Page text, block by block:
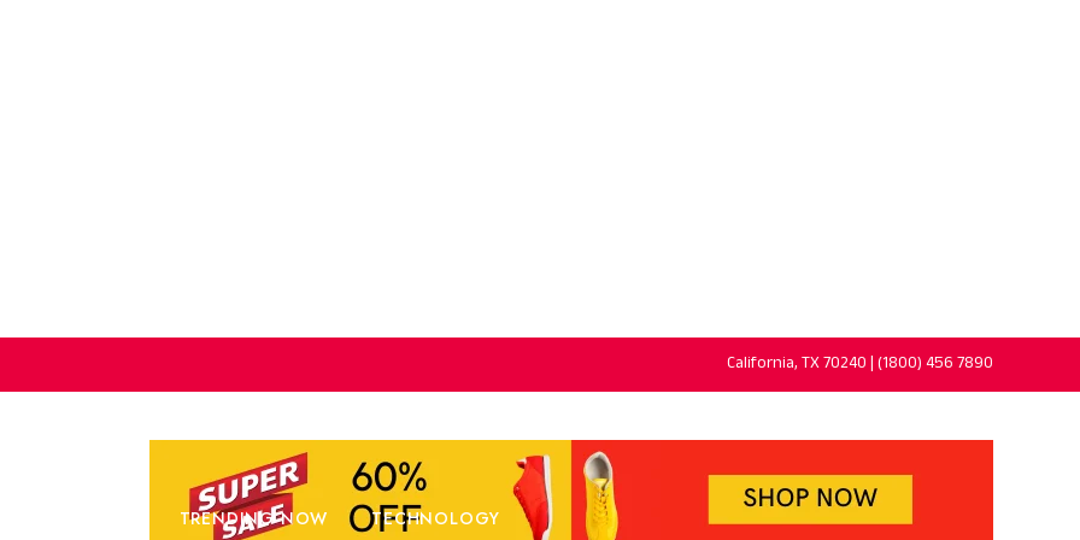
California, TX 70240 | (1800) 456 7890
TRENDING NOW TECHNOLOGY